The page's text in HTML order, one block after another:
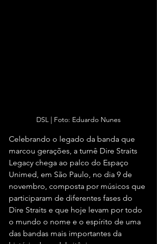
DSL | Foto: Eduardo Nunes
Celebrando o legado da banda que
marcou gerações, a turnê Dire Straits
Legacy chega ao palco do Espaço
Unimed, em São Paulo, no dia 9 de
novembro, composta por músicos que
participaram de diferentes fases do
Dire Straits e que hoje levam por todo
o mundo o nome e o espírito de uma
das bandas mais importantes da